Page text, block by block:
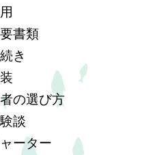
書類
き
の選び方
談
ーター